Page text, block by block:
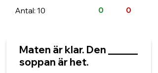
Antal: 10 0 0
Maten är klar. Den ______
soppan är het.